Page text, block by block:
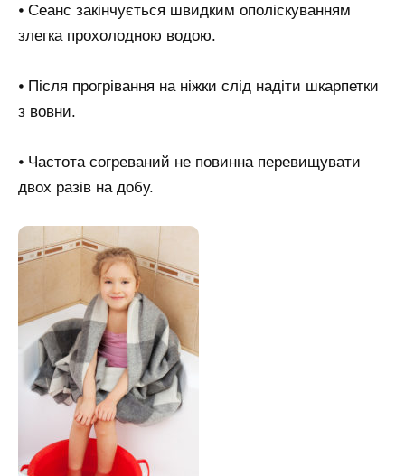
⦁ Сеанс закінчується швидким ополіскуванням
злегка прохолодною водою.
⦁ Після прогрівання на ніжки слід надіти шкарпетки
з вовни.
⦁ Частота согреваний не повинна перевищувати
двох разів на добу.